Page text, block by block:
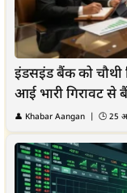
इंडसइंड बैंक को चौथी
आई भारी गिरावट से
👤 Khabar Aangan | 🕒 25